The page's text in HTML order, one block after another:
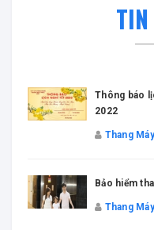
Thông báo
2022
Thang
Bảo hiểm
Thang